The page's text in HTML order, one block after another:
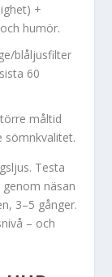
+
humör.
blåljusfilter
60
måltid
sömnkvalitet.
Testa
genom näsan
3–5 gånger.
– och